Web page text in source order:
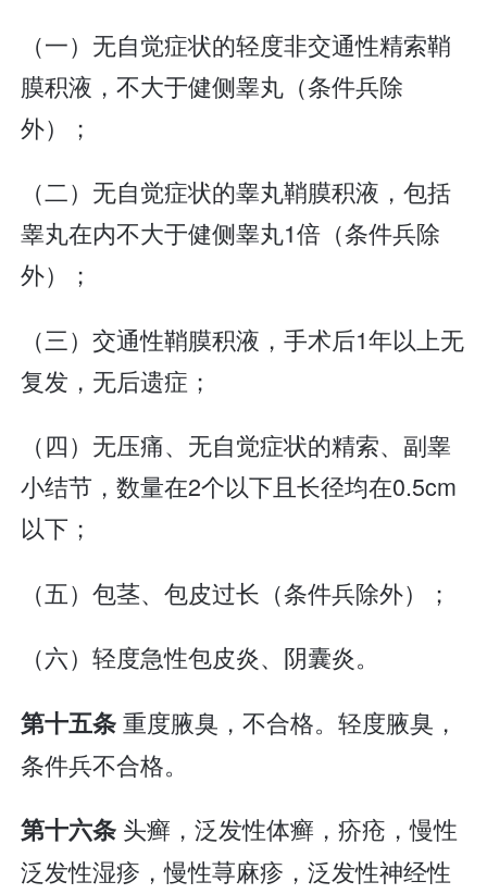
（一）无自觉症状的轻度非交通性精索鞘
膜积液，不大于健侧睾丸（条件兵除
外）；
（二）无自觉症状的睾丸鞘膜积液，包括
睾丸在内不大于健侧睾丸1倍（条件兵除
外）；
（三）交通性鞘膜积液，手术后1年以上无
复发，无后遗症；
（四）无压痛、无自觉症状的精索、副睾
小结节，数量在2个以下且长径均在0.5cm
以下；
（五）包茎、包皮过长（条件兵除外）；
（六）轻度急性包皮炎、阴囊炎。
第十五条重度腋臭，不合格。轻度腋臭，
条件兵不合格。
第十六条 头癣，泛发性体癣，疥疮，慢性
泛发性湿疹，慢性荨麻疹，泛发性神经性